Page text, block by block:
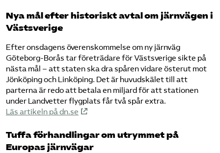
Nya mål efter historiskt avtal om järnvägen i
Västsverige
Efter onsdagens överenskommelse om ny järnväg
Göteborg-Borås tar företrädare för Västsverige sikte på
nästa mål – att staten ska dra spåren vidare österut mot
Jönköping och Linköping. Det är huvudskälet till att
parterna är redo att betala en miljard för att stationen
under Landvetter flygplats får två spår extra.
Läs artikeln på dn.se
Tuffa förhandlingar om utrymmet på
Europas järnvägar